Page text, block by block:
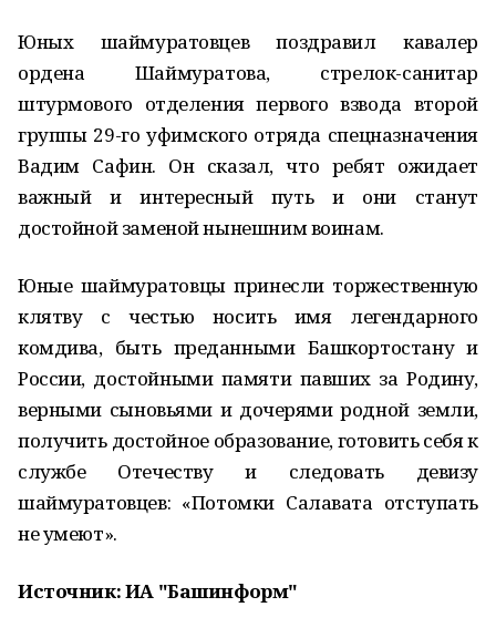
Юных шаймуратовцев поздравил кавалер
ордена Шаймуратова, стрелок-санитар
штурмового отделения первого взвода второй
группы 29-го уфимского отряда спецназначения
Вадим Сафин. Он сказал, что ребят ожидает
важный и интересный путь и они станут
достойной заменой нынешним воинам.
Юные шаймуратовцы принесли торжественную
клятву с честью носить имя легендарного
комдива, быть преданными Башкортостану и
России, достойными памяти павших за Родину,
верными сыновьями и дочерями родной земли,
получить достойное образование, готовить себя к
службе Отечеству и следовать девизу
шаймуратовцев: «Потомки Салавата отступать
не умеют».
Источник: ИА "Башинформ"